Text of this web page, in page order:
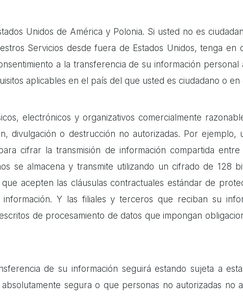
Unidos de América y Polonia. Si usted no es
Servicios desde fuera de Estados Unidos, tenga en
a la transferencia de su información
aplicables en el país del que usted es ciudadano o
electrónicos y organizativos comercialmente
divulgación o destrucción no autorizadas. Por ejemplo,
cifrar la transmisión de información compartida
se almacena y transmite utilizando un cifrado de 128
acepten las cláusulas contractuales estándar de
Y las filiales y terceros que reciban su
de procesamiento de datos que impongan
de su información seguirá estando sujeta a
segura o que personas no autorizadas no